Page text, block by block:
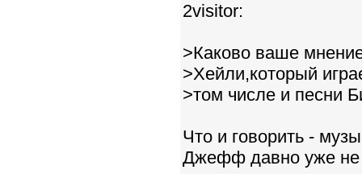
2visitor:
>Каково ваше
>Хейли,который
>том числе и песни
Что и говорить -
Джефф давно уже не